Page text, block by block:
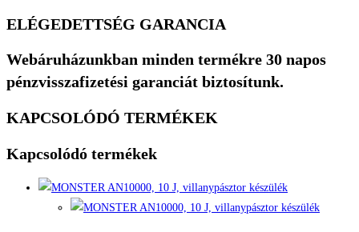
ELÉGEDETTSÉG GARANCIA
Webáruházunkban minden termékre 30 napos
pénzvisszafizetési garanciát biztosítunk.
KAPCSOLÓDÓ TERMÉKEK
Kapcsolódó termékek